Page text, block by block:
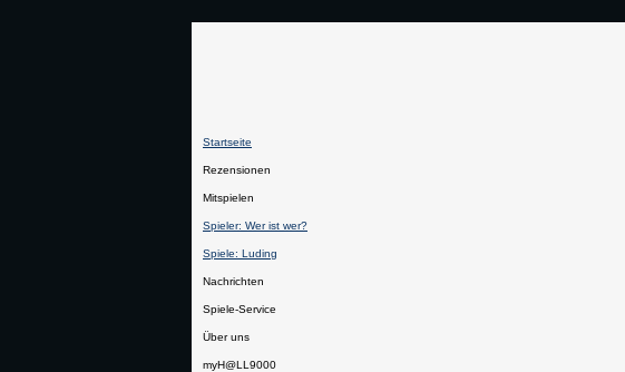
Startseite
Rezensionen
Mitspielen
Spieler: Wer ist wer?
Spiele: Luding
Nachrichten
Spiele-Service
Über uns
myH@LL9000